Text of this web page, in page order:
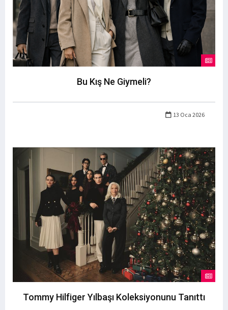
Bu Kış Ne Giymeli?
13 Oca 2026
Tommy Hilfiger Yılbaşı Koleksiyonunu Tanıttı